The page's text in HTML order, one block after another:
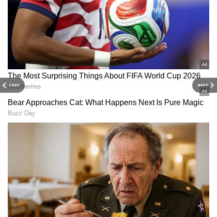
PREV NEXT
RECOMMENDED STORIES
USA Salary :
அமெரிக்காவில் பாத்ரூம்
Most Dangerous Countries:
தனியா ஊர் சுத்தப்